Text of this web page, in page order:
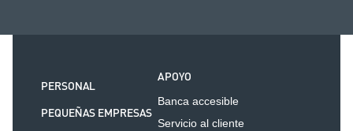
PERSONAL
PEQUEÑAS EMPRESAS
APOYO
Banca accesible
Servicio al cliente